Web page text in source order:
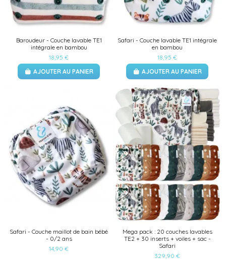
Baroudeur - Couche lavable TE1
intégrale en bambou
18,95 €
AJOUTER AU PANIER
Safari - Couche lavable TE1 intégrale
en bambou
18,95 €
AJOUTER AU PANIER
Safari - Couche maillot de bain bébé
- 0/2 ans
14,90 €
Mega pack : 20 couches lavables
TE2 + 30 inserts + voiles + sac -
Safari
329,90 €